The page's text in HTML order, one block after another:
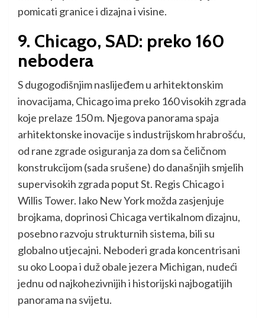
pomicati granice i dizajna i visine.
9. Chicago, SAD: preko 160
nebodera
S dugogodišnjim naslijeđem u arhitektonskim
inovacijama, Chicago ima preko 160 visokih zgrada
koje prelaze 150 m. Njegova panorama spaja
arhitektonske inovacije s industrijskom hrabrošću,
od rane zgrade osiguranja za dom sa čeličnom
konstrukcijom (sada srušene) do današnjih smjelih
supervisokih zgrada poput St. Regis Chicago i
Willis Tower. Iako New York možda zasjenjuje
brojkama, doprinosi Chicaga vertikalnom dizajnu,
posebno razvoju strukturnih sistema, bili su
globalno utjecajni. Neboderi grada koncentrisani
su oko Loopa i duž obale jezera Michigan, nudeći
jednu od najkohezivnijih i historijski najbogatijih
panorama na svijetu.